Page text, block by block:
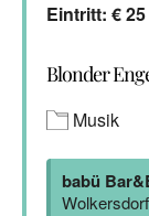
Eintritt: € 25
Blonder
Musik
babü
Wolkersdorf